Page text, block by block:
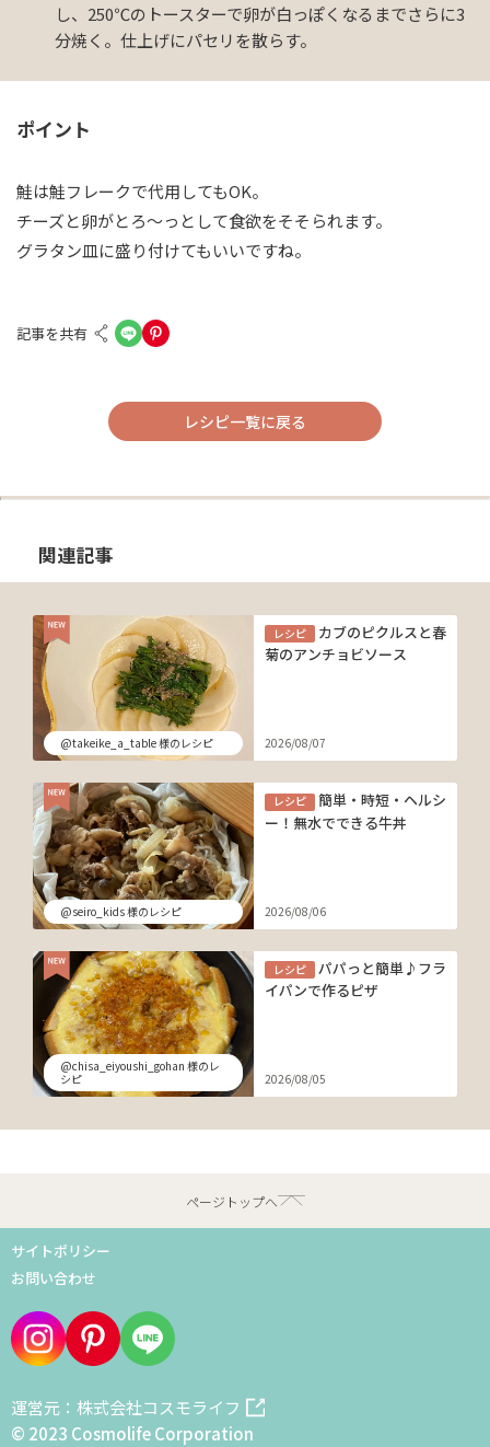
し、250℃のトースターで卵が白っぽくなるまでさらに3
分焼く。仕上げにパセリを散らす。
ポイント
鮭は鮭フレークで代用してもOK。
チーズと卵がとろ～っとして食欲をそそられます。
グラタン皿に盛り付けてもいいですね。
記事を共有
レシピ一覧に戻る
関連記事
@takeike_a_table 様のレシピ
レシピ
カブのピクルスと春
菊のアンチョビソース
2026/08/07
@seiro_kids 様のレシピ
レシピ
簡単・時短・ヘルシ
ー！無水でできる牛丼
2026/08/06
@chisa_eiyoushi_gohan 様のレ
シピ
レシピ
パパっと簡単♪フラ
イパンで作るピザ
2026/08/05
ページトップへ
サイトポリシー
お問い合わせ
運営元：株式会社コスモライフ
© 2023 Cosmolife Corporation